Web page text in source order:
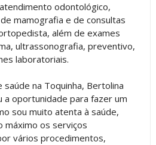
odontológico,
mamografia e de consultas
além de exames
ultrassonografia, preventivo,
laboratoriais.
na Toquinha, Bertolina
a oportunidade para fazer um
sou muito atenta à saúde,
máximo os serviços
vários procedimentos,